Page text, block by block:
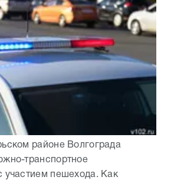
районе Волгограда
транспортное
участием пешехода. Как